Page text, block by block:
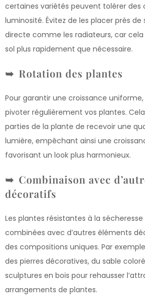
certaines variétés peuvent tolérer des
luminosité. Évitez de les placer près
directe comme les radiateurs, car
sol plus rapidement que nécessaire.
Rotation des plantes
Pour garantir une croissance
pivoter régulièrement vos plantes.
parties de la plante de recevoir une
lumière, empêchant ainsi une
favorisant un look plus harmonieux.
Combinaison avec
décoratifs
Les plantes résistantes à la
combinées avec d’autres éléments
des compositions uniques. Par
des pierres décoratives, du sable
sculptures en bois pour rehausser
arrangements de plantes.